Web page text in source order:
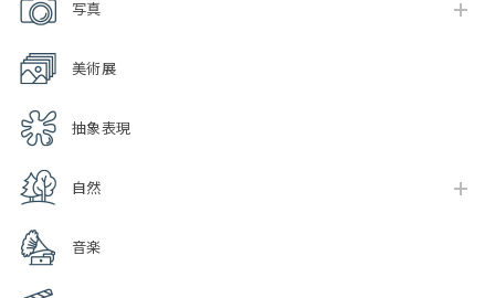
写真
美術展
抽象表現
自然
音楽